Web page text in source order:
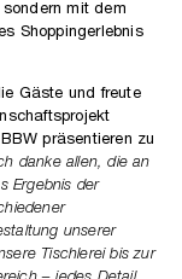
mit dem
Shoppingerlebnis
Gäste und freute
präsentieren zu
danke allen, die an
Ergebnis der
unserer
Tischlerei bis zur